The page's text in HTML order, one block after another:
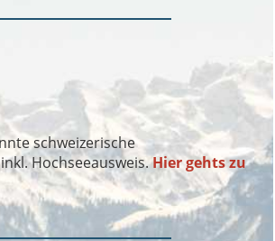
schweizerische
Hochseeausweis.Hier gehts zu